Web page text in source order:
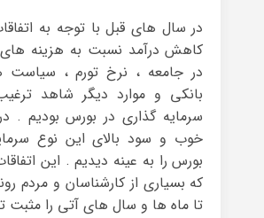
در سال های قبل با توجه به
کاهش درآمد نسبت به هزینه
در جامعه ، نرخ تورم ، سیاست
بانکی و موارد دیگر شاهد
سرمایه گذاری در بورس بودیم .
خوب و سود بالای این نوع
بورس را به عینه دیدیم . این
که بسیاری از کارشناسان و مردم
تا ماه ها و سال های آتی را مثبت